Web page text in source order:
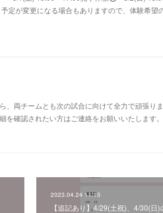
定が変更になる場合もありますので、体験希望
両チームとも次の試合に向けて全力で頑張り
確認されたい方はご連絡をお願いいたします
2023.04.24 11:15
【追記あり】4/29(土祝)、4/30(日)